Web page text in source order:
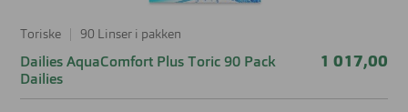
Toriske 90 Linser i pakken
Dailies AquaComfort Plus Toric 90 Pack
Dailies
1 017,00